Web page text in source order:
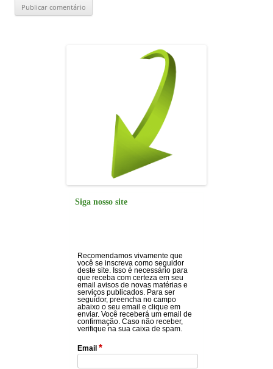
Siga nosso site
Recomendamos vivamente que
você se inscreva como seguidor
deste site. Isso é necessário para
que receba com certeza em seu
email avisos de novas matérias e
serviços publicados. Para ser
seguidor, preencha no campo
abaixo o seu email e clique em
enviar. Você receberá um email de
confirmação. Caso não receber,
verifique na sua caixa de spam.
Email *